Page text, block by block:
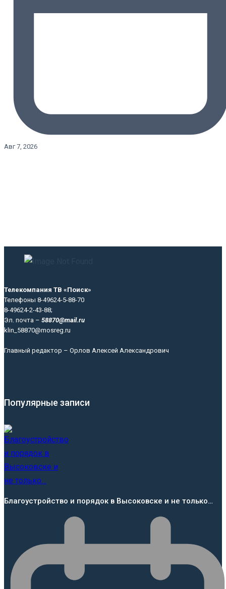
Авг 7, 2026
Телекомпания ТВ «Поиск»
Телефоны 8-49624-5-88-70
8-49624-2-43-88;
Эл. почта – 58870@mail.ru
klin_58870@mosreg.ru
Главный редактор – Орлов Алексей Александрович
Популярные записи
Благоустройство и порядок в Высоковске и не только…